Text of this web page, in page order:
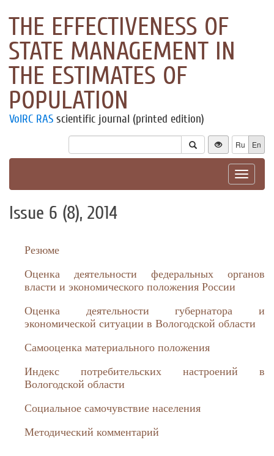
THE EFFECTIVENESS OF
STATE MANAGEMENT IN
THE ESTIMATES OF
POPULATION
VolRC RAS scientific journal (printed edition)
Ru En
Toggle
Issue 6 (8), 2014
Резюме
Оценка деятельности федеральных органов
власти и экономического положения России
Оценка деятельности губернатора и
экономической ситуации в Вологодской области
Самооценка материального положения
Индекс потребительских настроений в
Вологодской области
Социальное самочувствие населения
Методический комментарий